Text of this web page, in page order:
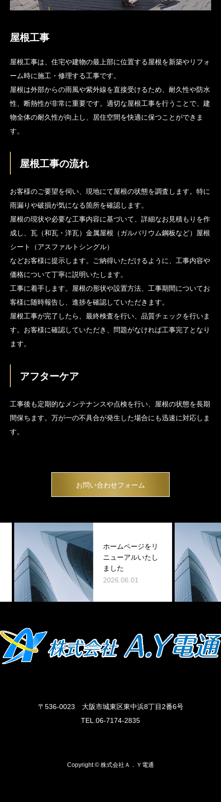
屋根工事
屋根工事は、住宅や建物の最上部に位置する屋根を新築やリフォ
ーム時に施工・修理する工事です。
屋根は外部からの雨風や紫外線を直接受けるため、耐久性や防水
性、断熱性が非常に重要です。適切な屋根工事を行うことで、建
物全体の耐久性が向上し、居住空間を快適に保つことができま
す。
屋根工事の流れ
お客様のご要望を伺い、現地にて屋根の状態を調査します。特に
雨漏りや破損が気になる箇所を確認します。
屋根の現状や必要な工事内容に基づいて、詳細なお見積もりを作
成し、瓦（和瓦・洋瓦）金属屋根（ガルバリウム鋼板など）屋根
シート（アスファルトシングル）
などお客様に提示します。ご納得いただけるように、工事内容や
価格について丁寧に説明いたします。
工事に着手します。屋根の形状や設置方法、工事期間についてお
客様に随時報告し、進捗を確認していただきます。
屋根工事が完了したら、最終検査を行い、品質チェックを行いま
す。お客様に確認していただき、問題がなければ工事完了となり
ます。
アフターケア
工事後も定期的なメンテナンスや点検を行い、屋根の状態を長期
間保ちます。万が一の不具合が発生した場合にも迅速に対応しま
す。
お問い合わせフォーム
ホームページをリ
ニューアルいたし
ました
2026.06.01
〒536-0023 大阪市城東区東中浜8丁目2番6号
TEL.06-7174-2835
Copyright © 株式会社Ａ．Ｙ電通